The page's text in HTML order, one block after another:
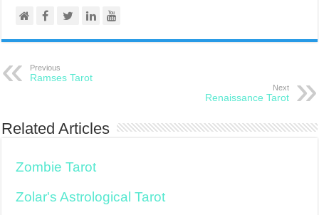
Previous
Ramses Tarot
Next
Renaissance Tarot
Related Articles
Zombie Tarot
Zolar's Astrological Tarot